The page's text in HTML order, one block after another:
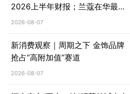
2026上半年财报；兰蔻在华最大
门店终止运营
2026-08-07
新消费观察｜周期之下 金饰品牌
抢占“高附加值”赛道
2026-08-07